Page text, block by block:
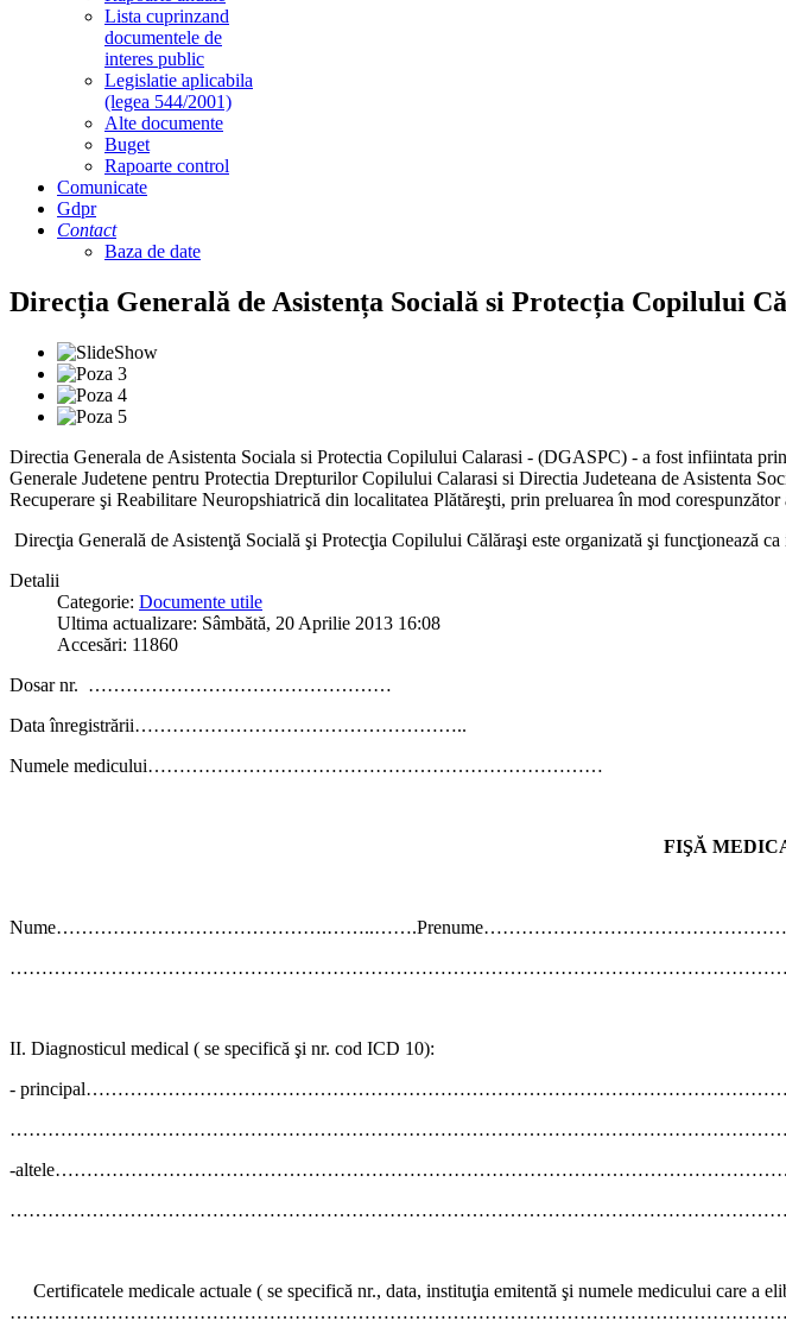
Lista cuprinzand
documentele de
interes public
Legislatie aplicabila
(legea 544/2001)
Alte documente
Buget
Rapoarte control
Comunicate
Gdpr
Contact
Baza de date
Direcția Generală de Asistența Socială si Protecția Copilului
Directia Generala de Asistenta Sociala si Protectia Copilului Calarasi - (DGASPC) - a fost infiintata
Generale Judetene pentru Protectia Drepturilor Copilului Calarasi si Directia Judeteana de Asistenta
Recuperare şi Reabilitare Neuropshiatrică din localitatea Plătăreşti, prin preluarea în mod
Direcţia Generală de Asistenţă Socială şi Protecţia Copilului Călăraşi este organizată şi funcţionează
Detalii
Categorie: Documente utile
Ultima actualizare: Sâmbătă, 20 Aprilie 2013 16:08
Accesări: 11860
Dosar nr. …………………………………………
Dataînregistrării……………………………………………..
Numele medicului………………………………………………………………
FIŞĂ
II. Diagnosticul medical ( se specifică şi nr. cod ICD 10):
-
-
Certificatele medicale actuale ( se specifică nr., data, instituţia emitentă şi numele medicului care a